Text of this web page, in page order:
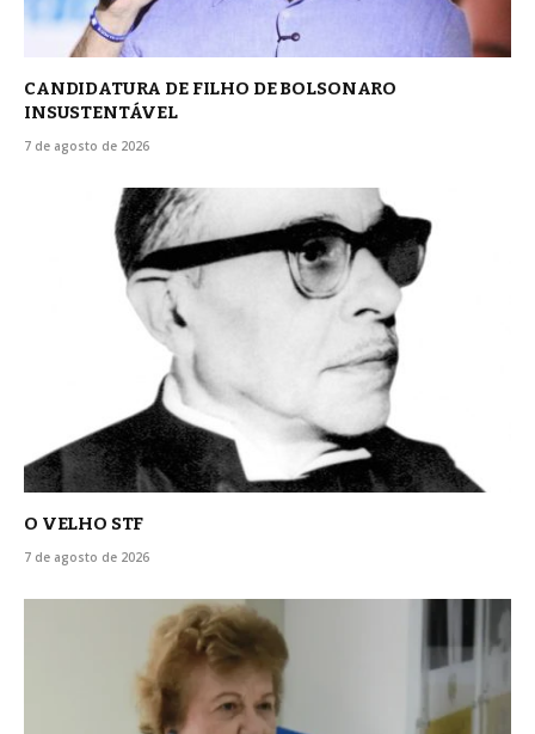
CANDIDATURA DE FILHO DE BOLSONARO
INSUSTENTÁVEL
7 de agosto de 2026
O VELHO STF
7 de agosto de 2026